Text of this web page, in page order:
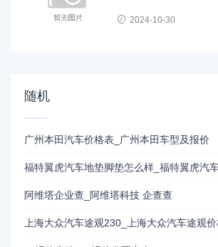
2024-10-30
随机
广州本田汽车价格表_广州本田车型及报价
阿维塔企业查_阿维塔科技 企查查
上海大众汽车途观230_上海大众汽车途观